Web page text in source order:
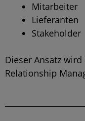
Mitarbeiter
Lieferanten
Stakeholder
Dieser Ansatz wird
Relationship